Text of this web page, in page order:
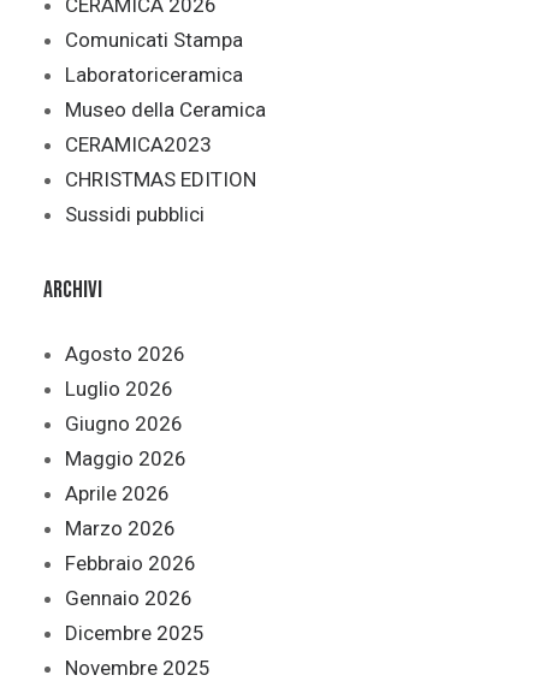
CÈRAMICA 2026
Comunicati Stampa
Laboratoriceramica
Museo della Ceramica
CERAMICA2023
CHRISTMAS EDITION
Sussidi pubblici
Archivi
Agosto 2026
Luglio 2026
Giugno 2026
Maggio 2026
Aprile 2026
Marzo 2026
Febbraio 2026
Gennaio 2026
Dicembre 2025
Novembre 2025